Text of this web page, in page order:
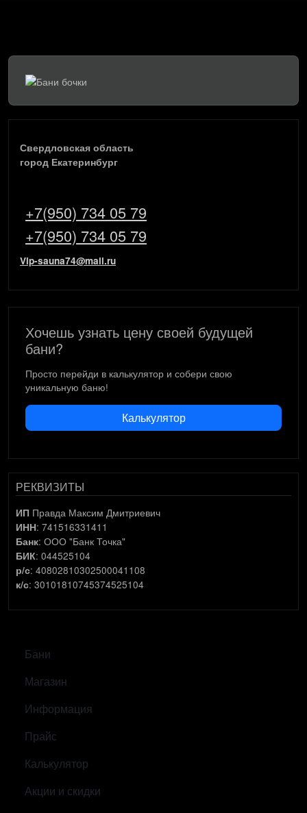
Свердловская область
город Екатеринбург
+7(950) 734 05 79
+7(950) 734 05 79
Vip-sauna74@mail.ru
Хочешь узнать цену своей будущей
бани?
Просто перейди в калькулятор и собери свою
уникальную баню!
Калькулятор
РЕКВИЗИТЫ
ИП Правда Максим Дмитриевич
ИНН: 741516331411
Банк: ООО "Банк Точка"
БИК: 044525104
р/с: 40802810302500041108
к/с: 30101810745374525104
САМОЕ ВАЖНОЕ
Бани
Магазин
Информация
Прайс
Калькулятор
Акции и скидки